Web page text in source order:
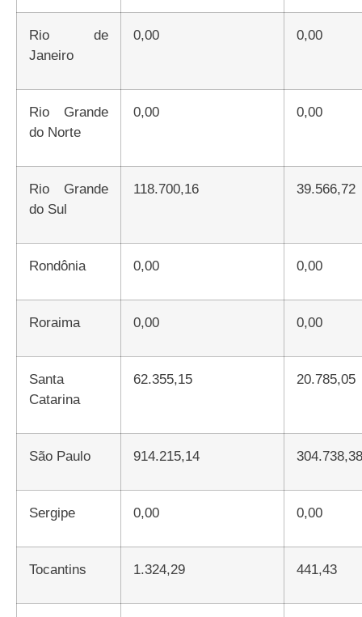
Rio de
Janeiro
0,00 0,00
Rio Grande
do Norte
0,00 0,00
Rio Grande
do Sul
118.700,16 39.566,72
Rondônia 0,00 0,00
Roraima 0,00 0,00
Santa
Catarina
62.355,15 20.785,05
São Paulo 914.215,14 304.738,38
Sergipe 0,00 0,00
Tocantins 1.324,29 441,43